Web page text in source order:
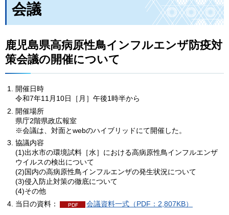
会議
鹿児島県高病原性鳥インフルエンザ防疫対
策会議の開催について
開催日時
令和7年11月10日［月］午後1時半から
開催場所
県庁2階県政広報室
※会議は、対面とwebのハイブリッドにて開催した。
協議内容
(1)出水市の環境試料［水］における高病原性鳥インフルエンザ
ウイルスの検出について
(2)国内の高病原性鳥インフルエンザの発生状況について
(3)侵入防止対策の徹底について
(4)その他
当日の資料：
会議資料一式（PDF：2,807KB）